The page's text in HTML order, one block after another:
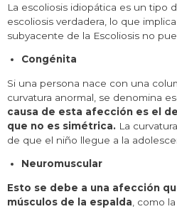
La escoliosis idiopática es un tipo
escoliosis verdadera, lo que
subyacente de la Escoliosis no
Congénita
Si una persona nace con una
curvatura anormal, se denomina
causa de esta afección es el
que no es simétrica. La
de que el niño llegue a la
Neuromuscular
Esto se debe a una afección
músculos de la espalda , como